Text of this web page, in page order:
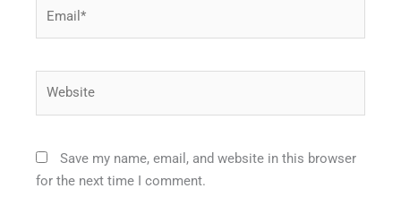
Save my name, email, and website in this browser
for the next time I comment.